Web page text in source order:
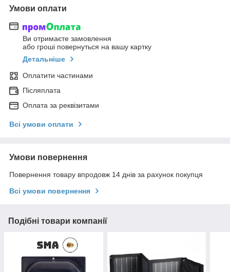
Умови оплати
Ви отримаєте замовлення
або гроші повернуться на вашу картку
Детальніше
Оплатити частинами
Післяплата
Оплата за реквізитами
Всі умови оплати
Умови повернення
Повернення товару впродовж 14 днів за рахунок покупця
Всі умови повернення
Подібні товари компанії